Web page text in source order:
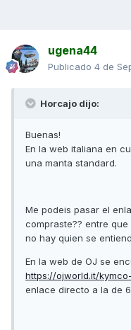
ugena44
Publicado 4 de
Horcajo dijo:
Buenas!
En la web italiana en
una manta standard.
Me podeis pasar el
compraste?? entre
no hay quien se
En la web de OJ se
https://ojworld.it/
enlace directo a la de